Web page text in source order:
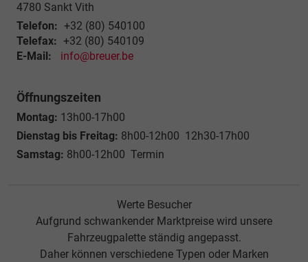
4780 Sankt Vith
Telefon: +32 (80) 540100
Telefax: +32 (80) 540109
E-Mail:
info@breuer.be
Öffnungszeiten
Montag: 13h00-17h00
Dienstag bis Freitag: 8h00-12h00 12h30-17h00
Samstag: 8h00-12h00 Termin
Werte Besucher
Aufgrund schwankender Marktpreise wird unsere
Fahrzeugpalette ständig angepasst.
Daher können verschiedene Typen oder Marken